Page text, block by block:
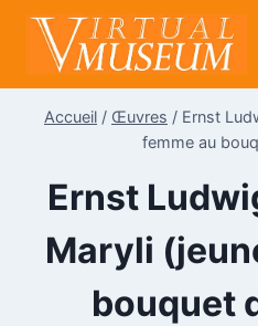
Aller
contenu
Accueil / Œuvres / Ernst
femme au
Ernst
Maryli
bouquet